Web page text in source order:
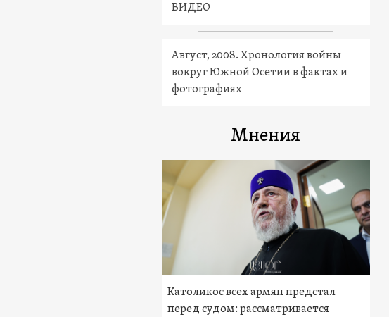
ВИДЕО
Август, 2008. Хронология войны
вокруг Южной Осетии в фактах и
фотографиях
Мнения
Католикос всех армян предстал
перед судом: рассматривается